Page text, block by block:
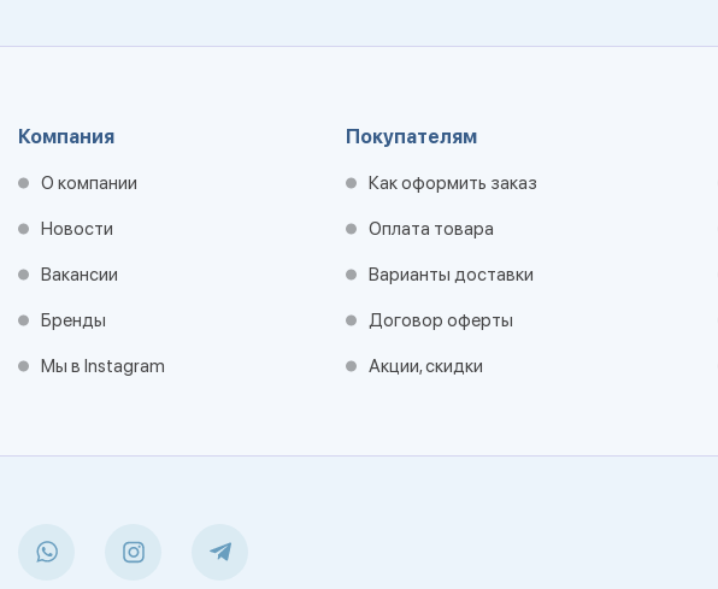
Компания
О компании
Новости
Вакансии
Бренды
Мы в Instagram
Покупателям
Как оформить заказ
Оплата товара
Варианты доставки
Договор оферты
Акции, скидки